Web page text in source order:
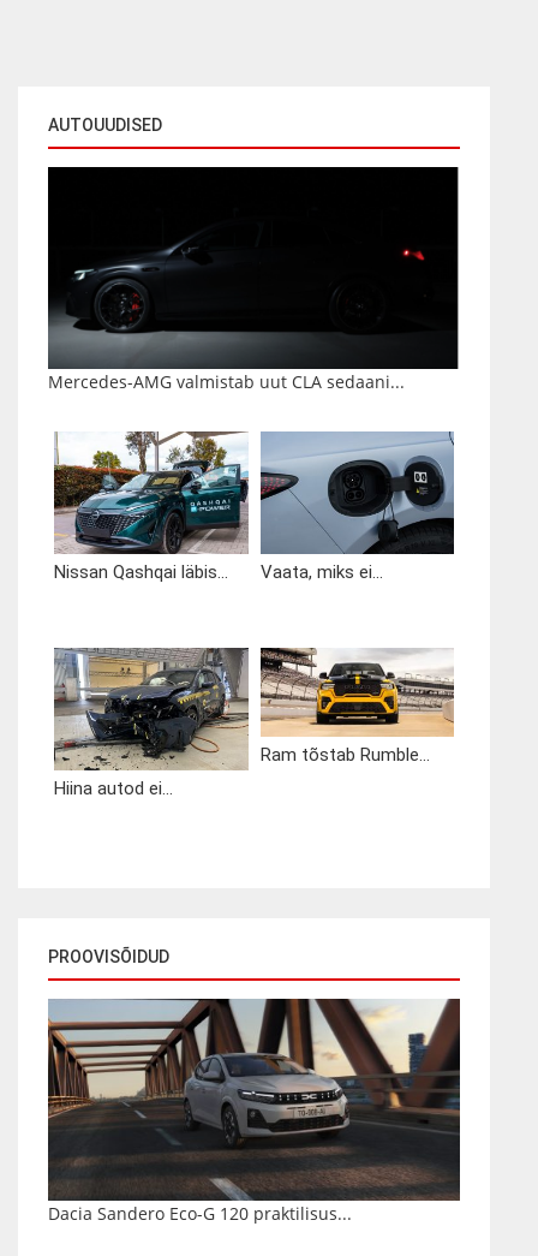
AUTOUUDISED
Mercedes-AMG valmistab uut CLA sedaani...
Nissan Qashqai läbis... Vaata, miks ei...
Hiina autod ei...
Ram tõstab Rumble...
PROOVISÕIDUD
Dacia Sandero Eco-G 120 praktilisus...